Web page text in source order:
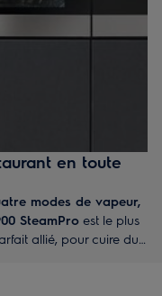
en toute
modes de vapeur,
SteamPro est le plus
allié, pour cuire du